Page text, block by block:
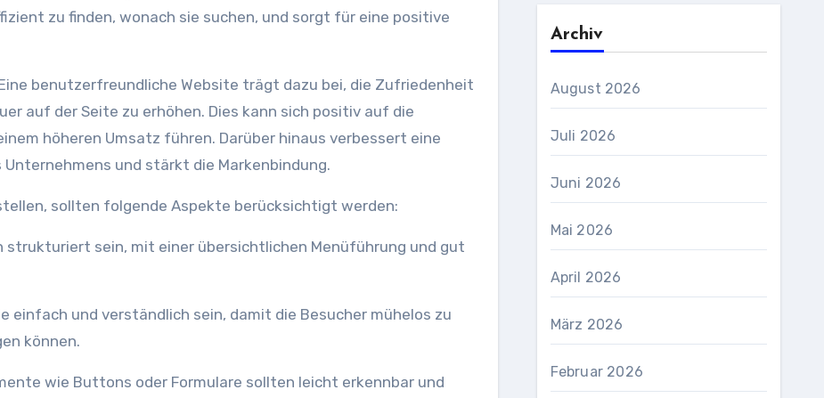
zu finden, wonach sie suchen, und sorgt für eine positive
benutzerfreundliche Website trägt dazu bei, die Zufriedenheit
auf der Seite zu erhöhen. Dies kann sich positiv auf die
höheren Umsatz führen. Darüber hinaus verbessert eine
und stärkt die Markenbindung.
sollten folgende Aspekte berücksichtigt werden:
können.
Archiv
August 2026
Juli 2026
Juni 2026
Mai 2026
April 2026
März 2026
Februar 2026